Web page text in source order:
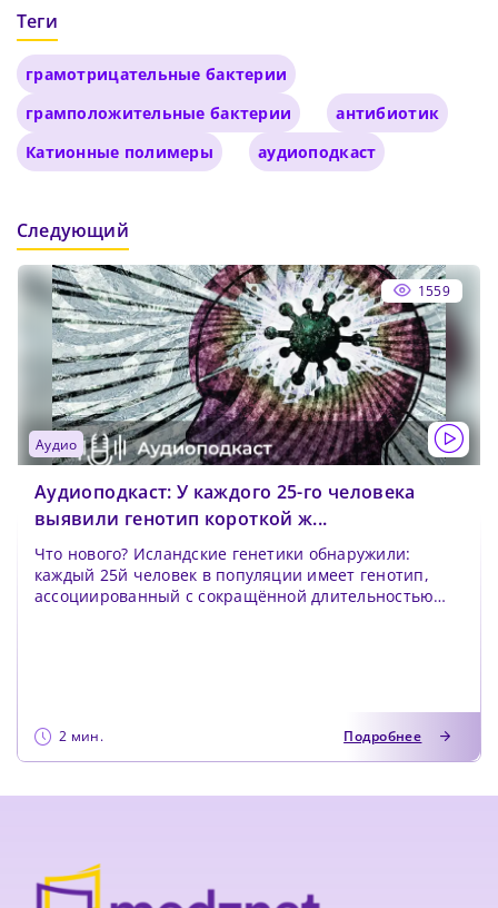
Теги
грамотрицательные бактерии
грамположительные бактерии
антибиотик
Катионные полимеры
аудиоподкаст
Следующий
1559
аудио
Аудиоподкаст: У каждого 25-го человека
выявили генотип короткой ж...
Что нового? Исландские генетики обнаружили:
каждый 25й человек в популяции имеет генотип,
ассоциированный с сокращённой длительностью
2 мин. Подробнее